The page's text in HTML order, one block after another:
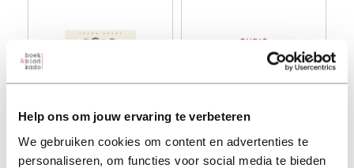
Help ons om jouw ervaring te verbeteren
We gebruiken cookies om content en advertenties te
personaliseren, om functies voor social media te bieden